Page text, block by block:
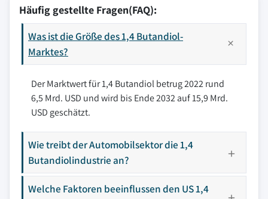
Häufig gestellte Fragen(FAQ):
Was ist die Größe des 1,4 Butandiol-
Marktes?
Der Marktwert für 1,4 Butandiol betrug 2022 rund
6,5 Mrd. USD und wird bis Ende 2032 auf 15,9 Mrd.
USD geschätzt.
Wie treibt der Automobilsektor die 1,4
Butandiolindustrie an?
Welche Faktoren beeinflussen den US 1,4